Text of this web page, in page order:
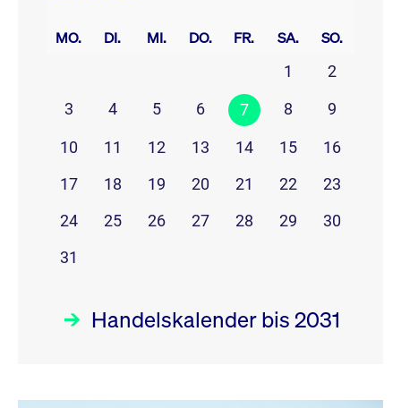
MO. DI. MI. DO. FR. SA. SO.
1
2
3
4 5 6 7 8 9
10 11 12 13 14 15
16
17
18 19 20 21 22
23
24
25 26 27 28 29
30
31
Handelskalender bis 2031